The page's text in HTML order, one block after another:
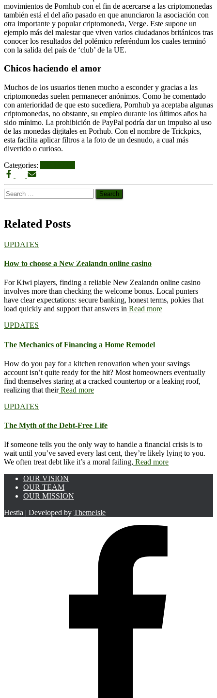
movimientos de Pornhub con el fin de acercarse a las criptomonedas
también está el del año pasado en que anunciaron la asociación con
otra importante y popular criptomoneda, Verge. Este supone un
ejemplo más del malestar que viven varios ciudadanos británicos tras
conocer los resultados del polémico referéndum los cuales terminó
con la salida del país de ‘club’ de la UE.
Chicos haciendo el amor
Muchos de los usuarios tienen mucho a esconder y gracias a las
criptomonedas suelen permanecer anónimos. Como he comentado
con anterioridad de que esto sucediera, Pornhub ya aceptaba algunas
criptomonedas, no obstante, su empleo durante los últimos años ha
sido mínimo. La prohibición de PayPal podría dar un impulso al uso
de las monedas digitales en Porhub. Con el nombre de Trickpics,
esta facilita aplicar filtros a la foto de un desnudo, a cual más
divertido o curioso.
Categories:
Search
for:
Related Posts
UPDATES
How to choose a New Zealandn online casino
For Kiwi players, finding a reliable New Zealandn online casino
involves more than checking the welcome bonus. Local punters
have clear expectations: secure banking, honest terms, pokies that
load quickly and support that answers in Read more
UPDATES
The Mechanics of Financing a Home Remodel
How do you pay for a kitchen renovation when your savings
account isn’t quite ready for the hit? Most homeowners eventually
find themselves staring at a cracked countertop or a leaking roof,
realizing that theirRead more
UPDATES
The Myth of the Debt-Free Life
If someone tells you the only way to handle a financial crisis is to
wait until you’ve saved every last cent, they’re likely lying to you.
We often treat debt like it’s a moral failing, Read more
OUR VISION
OUR TEAM
OUR MISSION
Hestia | Developed by ThemeIsle